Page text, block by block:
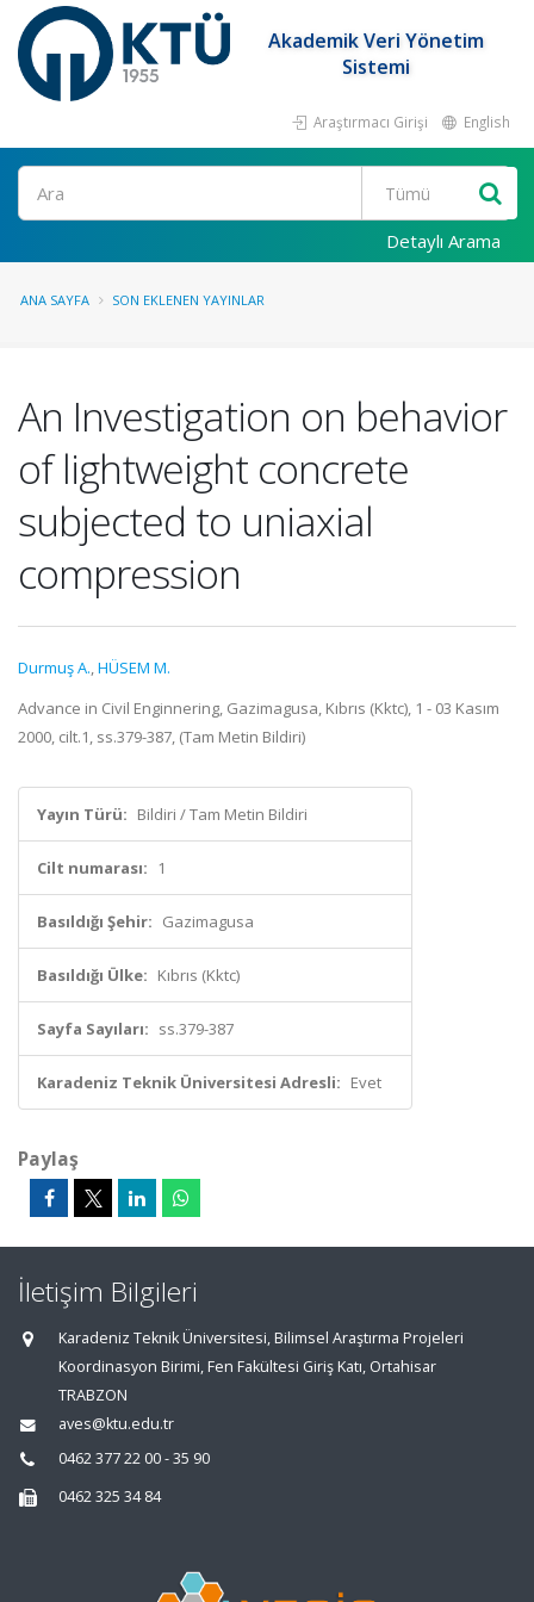
Akademik Veri Yönetim
Sistemi
Araştırmacı Girişi English
Ara
Detaylı Arama
ANA SAYFA SON EKLENEN YAYINLAR
An Investigation on behavior
of lightweight concrete
subjected to uniaxial
compression
Durmuş A.,HÜSEM M.
Advance in Civil Enginnering, Gazimagusa, Kıbrıs (Kktc), 1 - 03 Kasım
2000, cilt.1, ss.379-387, (Tam Metin Bildiri)
Yayın Türü: Bildiri / Tam Metin Bildiri
Cilt numarası: 1
Basıldığı Şehir: Gazimagusa
Basıldığı Ülke: Kıbrıs (Kktc)
Sayfa Sayıları: ss.379-387
Karadeniz Teknik Üniversitesi Adresli: Evet
Paylaş
İletişim Bilgileri
Karadeniz Teknik Üniversitesi, Bilimsel Araştırma Projeleri
Koordinasyon Birimi, Fen Fakültesi Giriş Katı, Ortahisar
TRABZON
aves@ktu.edu.tr
0462 377 22 00 - 35 90
0462 325 34 84